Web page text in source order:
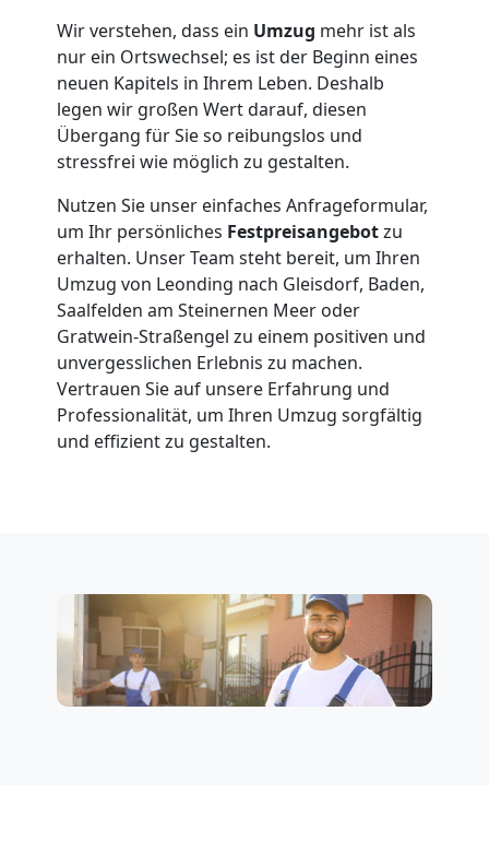
Wir verstehen, dass ein Umzug mehr ist als
nur ein Ortswechsel; es ist der Beginn eines
neuen Kapitels in Ihrem Leben. Deshalb
legen wir großen Wert darauf, diesen
Übergang für Sie so reibungslos und
stressfrei wie möglich zu gestalten.
Nutzen Sie unser einfaches Anfrageformular,
um Ihr persönliches Festpreisangebotzu
erhalten. Unser Team steht bereit, um Ihren
Umzug von Leonding nach Gleisdorf, Baden,
Saalfelden am Steinernen Meer oder
Gratwein-Straßengel zu einem positiven und
unvergesslichen Erlebnis zu machen.
Vertrauen Sie auf unsere Erfahrung und
Professionalität, um Ihren Umzug sorgfältig
und effizient zu gestalten.
Mann
LKW
Möbellift
Leonding
Übersiedlung
Leonding
Leonding
Privatumzug
Leonding